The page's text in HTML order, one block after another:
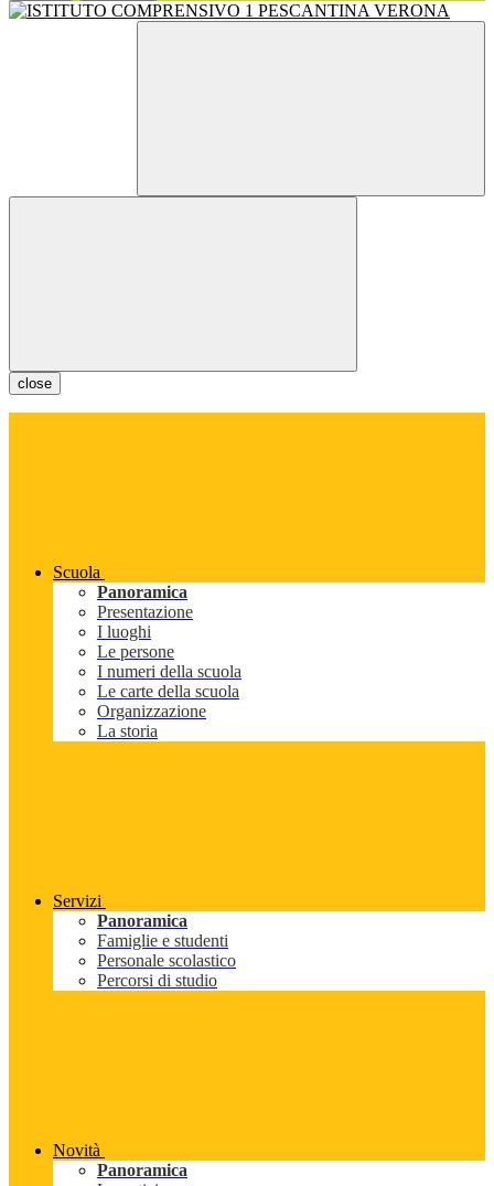
close
Scuola
Panoramica
Presentazione
I luoghi
Le persone
I numeri della scuola
Le carte della scuola
Organizzazione
La storia
Servizi
Panoramica
Famiglie e studenti
Personale scolastico
Percorsi di studio
Novità
Panoramica